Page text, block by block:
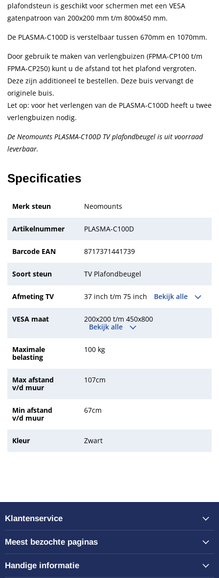
Specificaties
Merk steun Neomounts
Artikelnummer PLASMA-C100D
Barcode EAN 8717371441739
Soort steun TV Plafondbeugel
Afmeting TV 37 inch t/m 75 inch Bekijk alle
VESA maat
200x200 t/m 450x800
Bekijk alle
Maximale
belasting
100 kg
Max afstand
v/d muur
107cm
Min afstand
v/d muur
67cm
Kleur Zwart
plafondsteun is geschikt voor schermen met een VESA
gatenpatroon van 200x200 mm t/m 800x450 mm.
De PLASMA-C100D is verstelbaar tussen 670mm en 1070mm.
Door gebruik te maken van verlengbuizen (FPMA-CP100 t/m
FPMA-CP250) kunt u de afstand tot het plafond vergroten.
Deze zijn additioneel te bestellen. Deze buis vervangt de
originele buis.
Let op: voor het verlengen van de PLASMA-C100D heeft u twee
verlengbuizen nodig.
De Neomounts PLASMA-C100D TV plafondbeugel is uit voorraad
leverbaar.
Klantenservice
Meest bezochte paginas
Handige informatie